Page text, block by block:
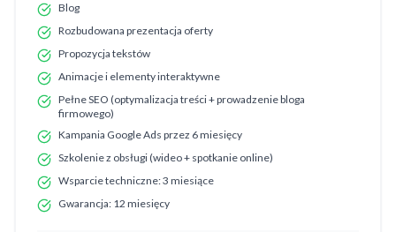
Blog
Rozbudowana prezentacja oferty
Propozycja tekstów
Animacje i elementy interaktywne
Pełne SEO (optymalizacja treści + prowadzenie bloga
firmowego)
Kampania Google Ads przez 6 miesięcy
Szkolenie z obsługi (wideo + spotkanie online)
Wsparcie techniczne: 3 miesiące
Gwarancja: 12 miesięcy